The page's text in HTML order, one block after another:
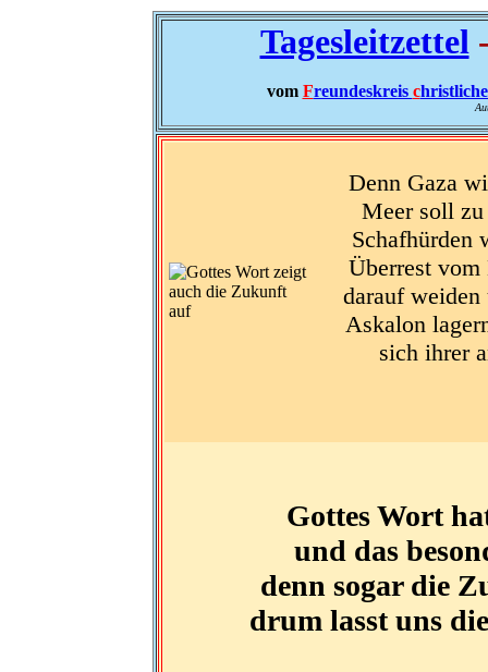
Tagesleitzettel
vom Freundeskreis c
Denn Gaza
Meer soll
Schafhürden
Überrest vom
darauf
Askalon
sich ihrer
Gottes Wort
und das
denn sogar die
drum lasst uns